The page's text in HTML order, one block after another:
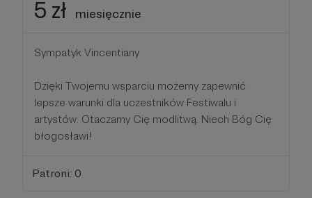
5 zł miesięcznie
Sympatyk Vincentiany
Dzięki Twojemu wsparciu możemy zapewnić
lepsze warunki dla uczestników Festiwalu i
artystów. Otaczamy Cię modlitwą. Niech Bóg Cię
błogosławi!
Patroni: 0